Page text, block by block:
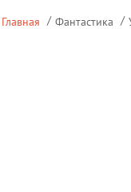
Главная Фантастика